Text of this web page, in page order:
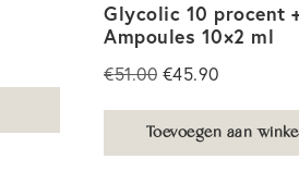
Glycolic 10 procent
Ampoules 10×2 ml
€51.00 Oorspronkelijke
€51.00.
€45.90Huidige
Toevoegen aan